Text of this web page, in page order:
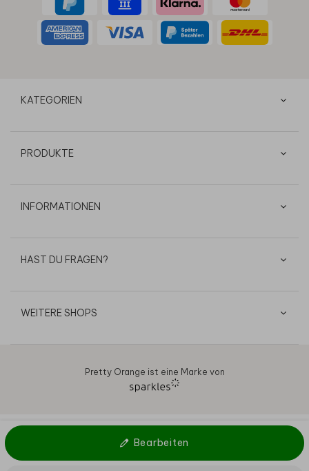
Bearbeiten
KATEGORIEN
PRODUKTE
INFORMATIONEN
HAST DU FRAGEN?
WEITERE SHOPS
Pretty Orange ist eine Marke von
AGB Datenschutz Cookies Impressum © 2026